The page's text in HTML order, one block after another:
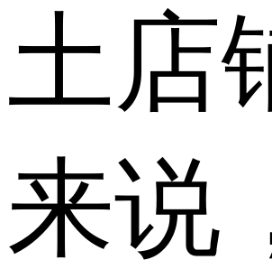
土店
来说